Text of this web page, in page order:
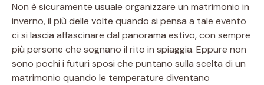
Non è sicuramente usuale organizzare un matrimonio in
inverno, il più delle volte quando si pensa a tale evento
ci si lascia affascinare dal panorama estivo, con sempre
più persone che sognano il rito in spiaggia. Eppure non
sono pochi i futuri sposi che puntano sulla scelta di un
matrimonio quando le temperature diventano